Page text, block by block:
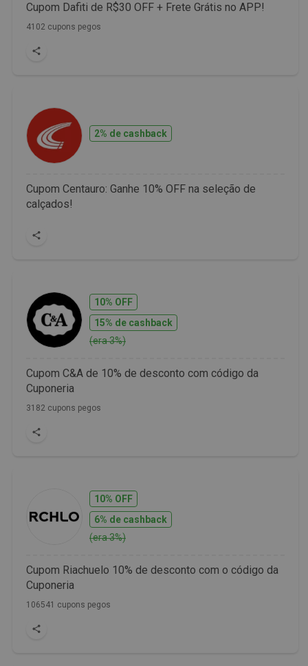
Cupom Dafiti de R$30 OFF + Frete Grátis no APP!
4102 cupons pegos
2% de cashback
Cupom Centauro: Ganhe 10% OFF na seleção de
calçados!
10% OFF
15% de cashback
(era 3%)
Cupom C&A de 10% de desconto com código da
Cuponeria
3182 cupons pegos
10% OFF
6% de cashback
(era 3%)
Cupom Riachuelo 10% de desconto com o código da
Cuponeria
106541 cupons pegos